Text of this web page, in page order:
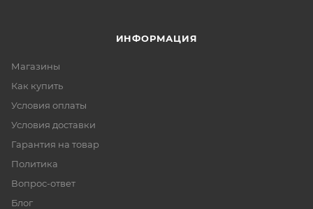
ИНФОРМАЦИЯ
Магазины
Как купить
Условия оплаты
Условия доставки
Гарантия на товар
Политика
Вопрос-ответ
Блог